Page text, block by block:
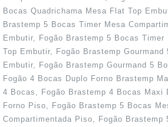
Bocas Quadrichama Mesa Flat Top
Brastemp 5 Bocas Timer Mesa
Embutir, Fogão Brastemp 5 Bocas Timer
Top Embutir, Fogão Brastemp Gourmand
Embutir, Fogão Brastemp Gourmand 5
Fogão 4 Bocas Duplo Forno Brastemp
4 Bocas, Fogão Brastemp 4 Bocas Maxi
Forno Piso, Fogão Brastemp 5 Bocas
Compartimentada Piso, Fogão Brastemp